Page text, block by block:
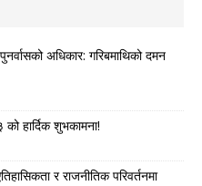
अधिकार: गरिबमाथिको दमन
हार्दिक शुभकामना!
र राजनीतिक परिवर्तनमा